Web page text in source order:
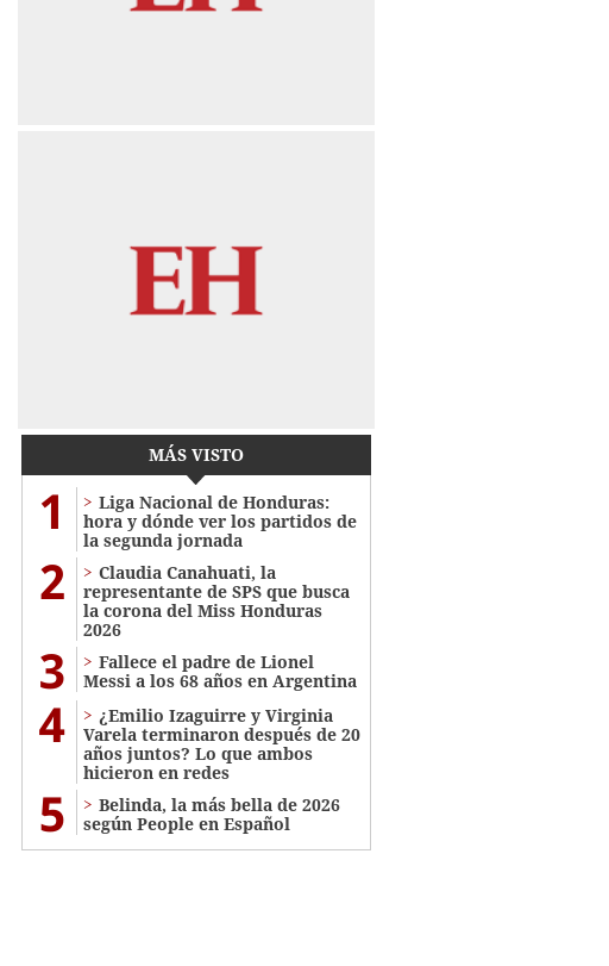
MÁS VISTO
1
Liga Nacional de Honduras:
hora y dónde ver los partidos de
la segunda jornada
2
Claudia Canahuati, la
representante de SPS que busca
la corona del Miss Honduras
2026
3
Fallece el padre de Lionel
Messi a los 68 años en Argentina
4
¿Emilio Izaguirre y Virginia
Varela terminaron después de 20
años juntos? Lo que ambos
hicieron en redes
5
Belinda, la más bella de 2026
según People en Español